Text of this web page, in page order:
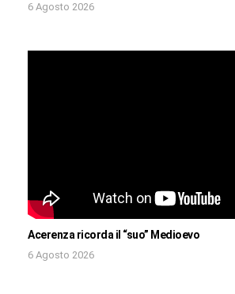
6 Agosto 2026
Acerenza ricorda il “suo” Medioevo
6 Agosto 2026